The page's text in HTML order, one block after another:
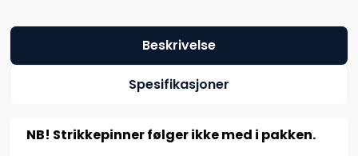
Beskrivelse
Spesifikasjoner
NB! Strikkepinner følger ikke med i pakken.